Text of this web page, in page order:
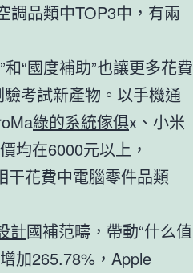
調品類中TOP3中，有兩
“國度補助”也讓更多花費
考試新產物。以手機通
綠的系統傢俱x、小米
均在6000元以上，
干花費中電腦零件品類
計國補范疇，帶動“什么值
加265.78%，Apple